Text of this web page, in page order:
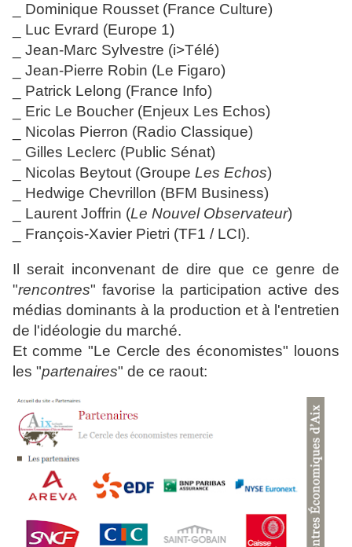
_ Dominique Rousset (France Culture)
_ Luc Evrard (Europe 1)
_ Jean-Marc Sylvestre (i>Télé)
_ Jean-Pierre Robin (Le Figaro)
_ Patrick Lelong (France Info)
_ Eric Le Boucher (Enjeux Les Echos)
_ Nicolas Pierron (Radio Classique)
_ Gilles Leclerc (Public Sénat)
_ Nicolas Beytout (Groupe Les Echos)
_ Hedwige Chevrillon (BFM Business)
_ Laurent Joffrin (Le Nouvel Observateur)
_ François-Xavier Pietri (TF1 / LCI).
Il serait inconvenant de dire que ce genre de
"rencontres" favorise la participation active des
médias dominants à la production et à l'entretien
de l'idéologie du marché.
Et comme "Le Cercle des économistes" louons
les "partenaires" de ce raout: